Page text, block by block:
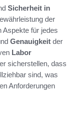
Sicherheit in
der
Aspekte für jedes
Genauigkeit der
Labor
sicherstellen, dass
sind, was
Anforderungen